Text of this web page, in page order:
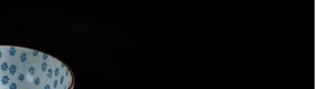
Преимущества для клиентов
Закзать в интернет-магазине
Вступайте в ряды довольных клиентов! Создавайте